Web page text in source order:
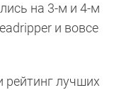
на 3-м и 4-м
и вовсе
рейтинг лучших